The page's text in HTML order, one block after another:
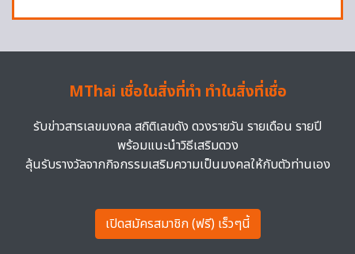
MThai เชื่อในสิ่งที่ทำ ทำในสิ่งที่เชื่อ
รับข่าวสารเลขมงคล สถิติเลขดัง ดวงรายวัน รายเดือน รายปี
พร้อมแนะนำวิธีเสริมดวง
ลุ้นรับรางวัลจากกิจกรรมเสริมความเป็นมงคลให้กับตัวท่านเอง
เปิดสมัครสมาชิก (ฟรี) เร็วๆนี้